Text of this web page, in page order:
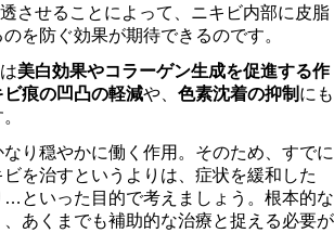
させることによって、ニキビ内部に皮脂
を防ぐ効果が期待できるのです。
美白効果やコラーゲン生成を促進する作
ビ痕の凹凸の軽減や、 色素沈着の抑制 にも
り穏やかに働く作用。そのため、すでに
を治すというよりは、症状を緩和した
…といった目的で考えましょう。根本的な
あくまでも補助的な治療と捉える必要が